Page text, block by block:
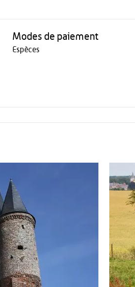
Modes de paiement
Espèces